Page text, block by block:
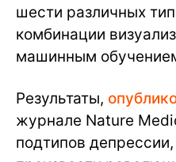
шести различных
комбинации
машинным
Результаты,
журнале Nature
подтипов